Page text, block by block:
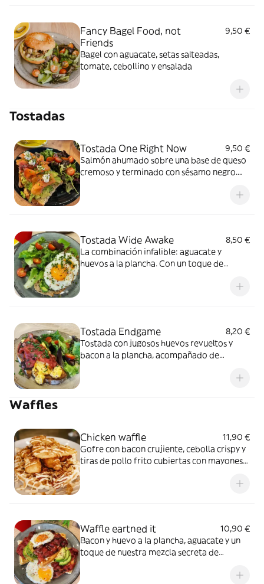
Fancy Bagel Food, not
Friends
9,50 €
Bagel con aguacate, setas salteadas,
tomate, cebollino y ensalada
Tostadas
Tostada One Right Now
9,50 €
Salmón ahumado sobre una base de queso
cremoso y terminado con sésamo negro.
Tostada Wide Awake
8,50 €
La combinación infalible: aguacate y
huevos a la plancha. Con un toque de
Tostada Endgame
8,20 €
Tostada con jugosos huevos revueltos y
bacon a la plancha, acompañado de
Waffles
Chicken waffle
11,90 €
Gofre con bacon crujiente, cebolla crispy y
tiras de pollo frito cubiertas con mayonesa
Waffle eartned it
10,90 €
Bacon y huevo a la plancha, aguacate y un
toque de nuestra mezcla secreta de